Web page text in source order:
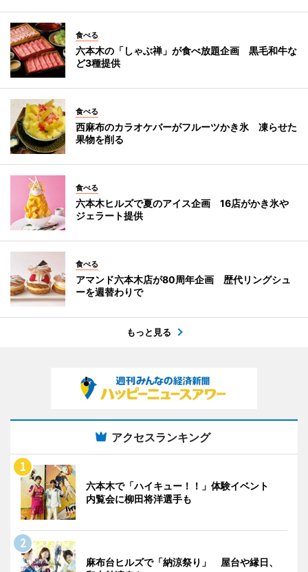
食べる
六本木の「しゃぶ禅」が食べ放題企画 黒毛和牛な
ど3種提供
食べる
西麻布のカラオケバーがフルーツかき氷 凍らせた
果物を削る
食べる
六本木ヒルズで夏のアイス企画 16店がかき氷や
ジェラート提供
食べる
アマンド六本木店が80周年企画 歴代リングシュ
ーを週替わりで
もっと見る
アクセスランキング
六本木で「ハイキュー！！」体験イベント
内覧会に柳田将洋選手も
麻布台ヒルズで「納涼祭り」 屋台や縁日、